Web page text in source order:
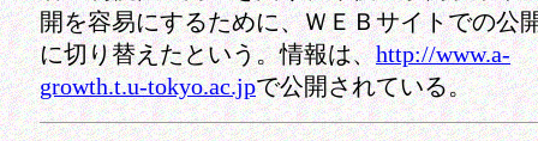
開を容易にするために、ＷＥＢサイトでの公
に切り替えたという。情報は、http://www.a-
growth.t.u-tokyo.ac.jpで公開されている。